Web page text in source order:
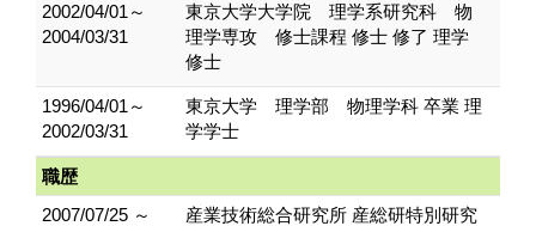
2002/04/01～
2004/03/31
東京大学大学院 理学系研究科 物
理学専攻 修士課程 修士 修了 理学
修士
1996/04/01～
2002/03/31
東京大学 理学部 物理学科 卒業 理
学学士
職歴
2007/07/25 ～
産業技術総合研究所 産総研特別研究